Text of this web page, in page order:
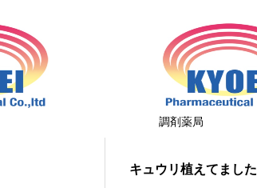
調剤薬局
キュウリ植えてました